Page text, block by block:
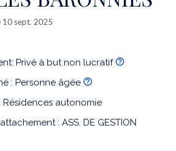
10 sept. 2025
Privé à but non lucratif
: Personne âgée
Résidences autonomie
: ASS. DE GESTION